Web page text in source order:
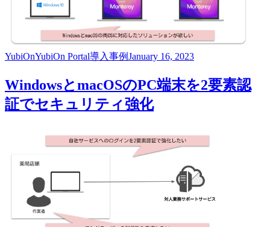
YubiOnYubiOn Portal導入事例January 16, 2023
WindowsとmacOSのPC端末を2要素認
証でセキュリティ強化